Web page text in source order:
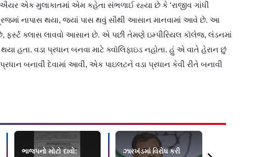
ઐયર એક મુલાકાતમાં એમ કહેતા સંભળાઈ રહ્યા છે કે ‘રાજીવ ગાંધી
નાપાસ થયા, જ્યાં પાસ થવું સૌથી આસાન માનવામાં આવે છે. આ
ફર્સ્ટ ક્લાસ લાવવો આસાન છે. એ પછી તેમણે ઇમ્પીરિયલ કૉલેજ, લંડનમાં
હતા. વડા પ્રધાન બનવા માટે ક્વૉલિફાઇડ નહોતા. હું એ વાતે હેરાન છું
બનાવી દેવામાં આવી, એક પાઇલટને વડા પ્રધાન કેવી રીતે બનાવી
ભાજપનો મોટો દાવો:
ઝારખંડમાં વિરોધ કરી